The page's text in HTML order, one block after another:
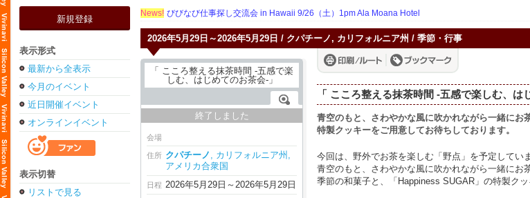
新規登録
表示形式
最新から全表示
今月のイベント
近日開催イベント
オンラインイベント
表示切替
リストで見る
News! びびなび仕事探し交流会 in Hawaii 9/26（土）1pm Ala Moana Hotel
2026年5月29日～2026年5月29日 / クパチーノ, カリフォルニア州 / 季節・行事
終了しました
会場
住所 クパチーノ , カリフォルニア州,
アメリカ合衆国
日程 2026年5月29日～2026年5月29日
「 こころ整える抹茶時間 -五感で楽しむ、は
青空のもと、さわやかな風に吹かれながら一緒に
特製クッキーをご用意してお待ちしております。
今回は、野外でお茶を楽しむ「野点」を予定していま
青空のもと、さわやかな風に吹かれながら一緒にお
季節の和菓子と、「Happiness SUGAR」の特製ク